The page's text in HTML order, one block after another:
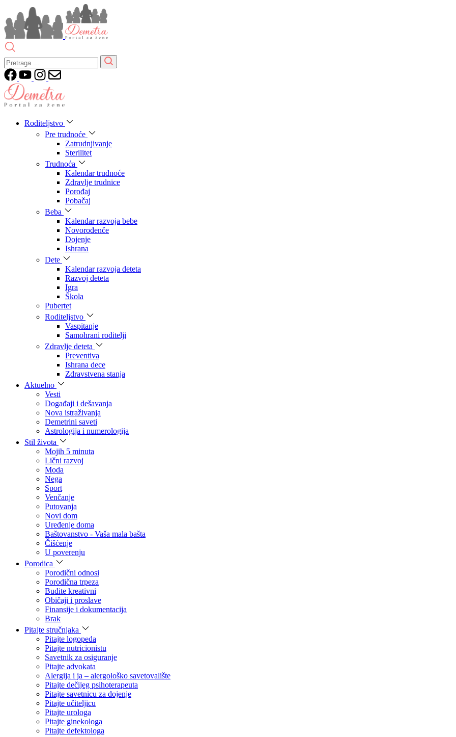
Roditeljstvo
Pre trudnoće
Zatrudnjivanje
Sterilitet
Trudnoća
Kalendar trudnoće
Zdravlje trudnice
Porođaj
Pobačaj
Beba
Kalendar razvoja bebe
Novorođenče
Dojenje
Ishrana
Dete
Kalendar razvoja deteta
Razvoj deteta
Igra
Škola
Pubertet
Roditeljstvo
Vaspitanje
Samohrani roditelji
Zdravlje deteta
Preventiva
Ishrana dece
Zdravstvena stanja
Aktuelno
Vesti
Događaji i dešavanja
Nova istraživanja
Demetrini saveti
Astrologija i numerologija
Stil života
Mojih 5 minuta
Lični razvoj
Moda
Nega
Sport
Venčanje
Putovanja
Novi dom
Uređenje doma
Baštovanstvo - Vaša mala bašta
Čišćenje
U poverenju
Porodica
Porodični odnosi
Porodična trpeza
Budite kreativni
Običaji i proslave
Finansije i dokumentacija
Brak
Pitajte stručnjaka
Pitajte logopeda
Pitajte nutricionistu
Savetnik za osiguranje
Pitajte advokata
Alergija i ja – alergološko savetovalište
Pitajte dečijeg psihoterapeuta
Pitajte savetnicu za dojenje
Pitajte učiteljicu
Pitajte urologa
Pitajte ginekologa
Pitajte defektologa